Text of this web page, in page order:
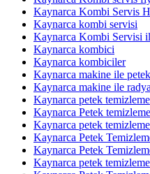
Kaynarca Kombi Servis
Kaynarca kombi servisi
Kaynarca Kombi Servisi
Kaynarca kombici
Kaynarca kombiciler
Kaynarca makine ile
Kaynarca makine ile
Kaynarca petek temizleme
Kaynarca Petek
Kaynarca petek
Kaynarca Petek
Kaynarca Petek
Kaynarca petek